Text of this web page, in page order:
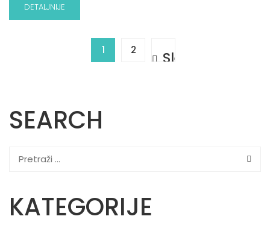
DETALJNIJE
1 2
SEARCH
KATEGORIJE